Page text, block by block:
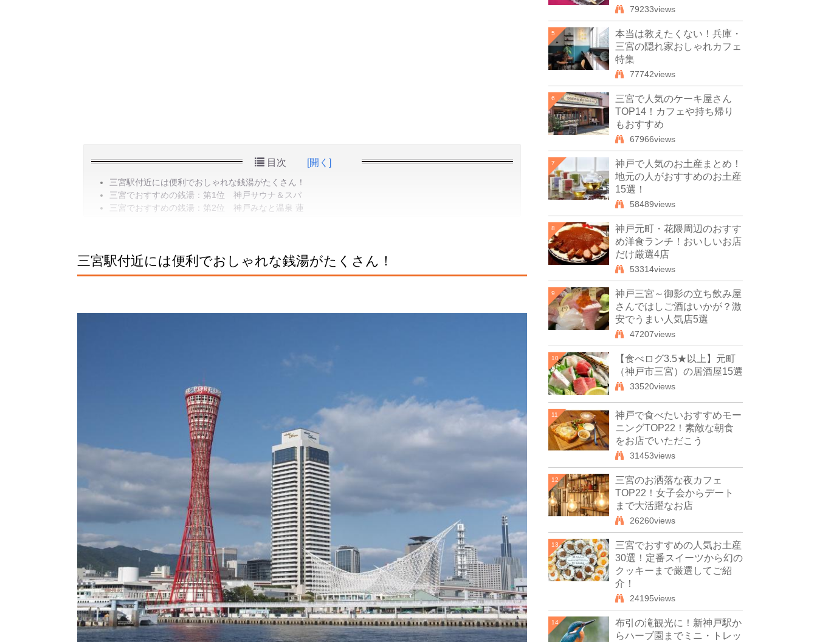
目次 [開く]
三宮駅付近には便利でおしゃれな銭湯がたくさん！
三宮でおすすめの銭湯：第1位 神戸サウナ＆スパ
三宮でおすすめの銭湯：第2位 神戸みなと温泉 蓮
三宮駅付近には便利でおしゃれな銭湯がたくさん！
79233views
5
本当は教えたくない！兵庫・
三宮の隠れ家おしゃれカフェ
特集
77742views
6
三宮で人気のケーキ屋さん
TOP14！カフェや持ち帰り
もおすすめ
67966views
7
神戸で人気のお土産まとめ！
地元の人がおすすめのお土産
15選！
58489views
8
神戸元町・花隈周辺のおすす
め洋食ランチ！おいしいお店
だけ厳選4店
53314views
9
神戸三宮～御影の立ち飲み屋
さんではしご酒はいかが？激
安でうまい人気店5選
47207views
10
【食べログ3.5★以上】元町
（神戸市三宮）の居酒屋15選
33520views
11
神戸で食べたいおすすめモー
ニングTOP22！素敵な朝食
をお店でいただこう
31453views
12
三宮のお洒落な夜カフェ
TOP22！女子会からデート
まで大活躍なお店
26260views
13
三宮でおすすめの人気お土産
30選！定番スイーツから幻の
クッキーまで厳選してご紹
介！
24195views
14
布引の滝観光に！新神戸駅か
らハーブ園までミニ・トレッ